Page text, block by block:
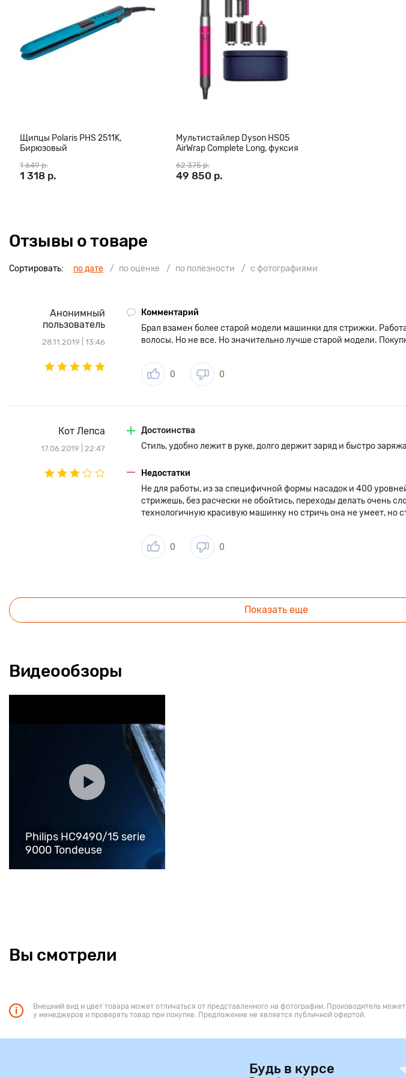
волос оснащена надежным и высокомощным мотором ProMotor, который значительно
увеличивает скорость стрижки. Также устройство оснащено турборежимом, который
автоматически увеличивает скорость работы прибора, позволяя добиться идеального
результата при подравнивании густых волос.
Щипцы Polaris PHS 2511K,
Бирюзовый
1 649 р.
1 318 р.
Мультистайлер Dyson HS05
AirWrap Complete Long, фуксия
62 375 р.
49 850 р.
Отзывы о товаре
Сортировать: по дате по оценке по полезности с фотографиями
Анонимный
пользователь
28.11.2019 | 13:46
Комментарий
Брал взамен более старой модели машинки для стрижки.
волосы. Но не все. Но значительно лучше старой модели.
0 0
Кот Лепса
17.06.2019 | 22:47
Достоинства
Стиль, удобно лежит в руке, долго держит заряд и быстро
Недостатки
Не для работы, из за специфичной формы насадок и 400
стрижешь, без расчески не обойтись, переходы делать очень
технологичную красивую машинку но стричь она не умеет, но
0 0
Показать еще
Видеообзоры
Philips HC9490/15 serie
9000 Tondeuse
Вы смотрели
Внешний вид и цвет товара может отличаться от представленного на фотографии. Производитель
у менеджеров и проверять товар при покупке. Предложение не является публичной офертой.
Будь в курсе